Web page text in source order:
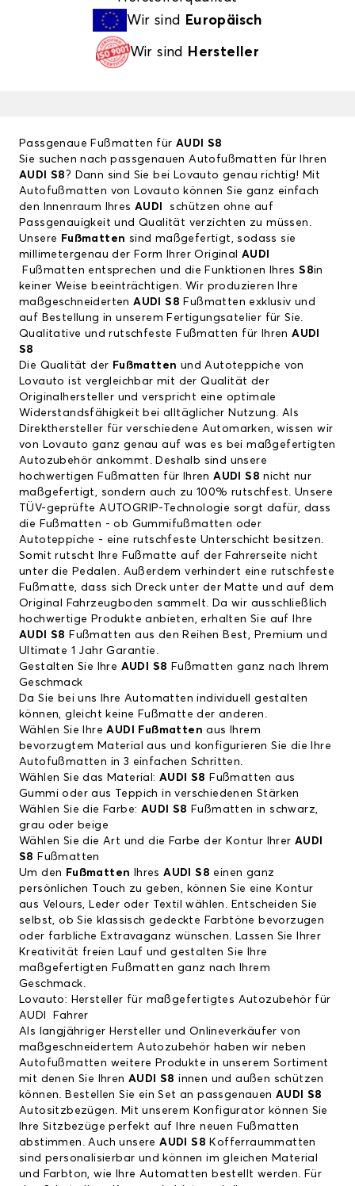
Wir sind
Europäisch
Wir sind Hersteller
Passgenaue Fußmatten für AUDI S8
Sie suchen nach passgenauen Autofußmatten für Ihren
AUDI S8 ? Dann sind Sie bei Lovauto genau richtig! Mit
Autofußmatten von Lovauto können Sie ganz einfach
den Innenraum Ihres AUDI
schützen ohne auf
Passgenauigkeit und Qualität verzichten zu müssen.
Unsere Fußmatten sind maßgefertigt, sodass sie
millimetergenau der Form Ihrer Original AUDI
Fußmatten entsprechen und die Funktionen IhresS8in
keiner Weise beeinträchtigen. Wir produzieren Ihre
maßgeschneidertenAUDI S8 Fußmatten exklusiv und
auf Bestellung in unserem Fertigungsatelier für Sie.
Qualitative und rutschfeste Fußmatten für IhrenAUDI
S8
Die Qualität der Fußmatten und Autoteppiche von
Lovauto ist vergleichbar mit der Qualität der
Originalhersteller und verspricht eine optimale
Widerstandsfähigkeit bei alltäglicher Nutzung. Als
Direkthersteller für verschiedene Automarken, wissen wir
von Lovauto ganz genau auf was es bei maßgefertigten
Autozubehör ankommt. Deshalb sind unsere
hochwertigen Fußmatten für IhrenAUDI S8 nicht nur
maßgefertigt, sondern auch zu 100% rutschfest. Unsere
TÜV-geprüfte AUTOGRIP-Technologie sorgt dafür, dass
die Fußmatten - ob Gummifußmatten oder
Autoteppiche - eine rutschfeste Unterschicht besitzen.
Somit rutscht Ihre Fußmatte auf der Fahrerseite nicht
unter die Pedalen. Außerdem verhindert eine rutschfeste
Fußmatte, dass sich Dreck unter der Matte und auf dem
Original Fahrzeugboden sammelt. Da wir ausschließlich
hochwertige Produkte anbieten, erhalten Sie auf Ihre
AUDI S8 Fußmatten aus den Reihen Best, Premium und
Ultimate 1 Jahr Garantie.
Gestalten Sie Ihre AUDI S8 Fußmatten ganz nach Ihrem
Geschmack
Da Sie bei uns Ihre Automatten individuell gestalten
können, gleicht keine Fußmatte der anderen.
Wählen Sie IhreAUDI Fußmatten aus Ihrem
bevorzugtem Material aus und konfigurieren Sie die Ihre
Autofußmatten in 3 einfachen Schritten.
Wählen Sie das Material: AUDI S8 Fußmatten aus
Gummi oder aus Teppich in verschiedenen Stärken
Wählen Sie die Farbe: AUDI S8 Fußmatten in schwarz,
grau oder beige
Wählen Sie die Art und die Farbe der Kontur Ihrer AUDI
S8 Fußmatten
Um den Fußmatten IhresAUDI S8 einen ganz
persönlichen Touch zu geben, können Sie eine Kontur
aus Velours, Leder oder Textil wählen. Entscheiden Sie
selbst, ob Sie klassisch gedeckte Farbtöne bevorzugen
oder farbliche Extravaganz wünschen. Lassen Sie Ihrer
Kreativität freien Lauf und gestalten Sie Ihre
maßgefertigten Fußmatten ganz nach Ihrem
Geschmack.
Lovauto: Hersteller für maßgefertigtes Autozubehör für
AUDI Fahrer
Als langjähriger Hersteller und Onlineverkäufer von
maßgeschneidertem Autozubehör haben wir neben
Autofußmatten weitere Produkte in unserem Sortiment
mit denen Sie IhrenAUDI S8innen und außen schützen
können. Bestellen Sie ein Set an passgenauen AUDI S8
Autositzbezügen. Mit unserem Konfigurator können Sie
Ihre Sitzbezüge perfekt auf Ihre neuen Fußmatten
abstimmen. Auch unsereAUDI S8 Kofferraummatten
sind personalisierbar und können im gleichen Material
und Farbton, wie Ihre Automatten bestellt werden. Für